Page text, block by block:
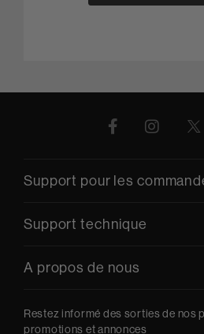
Support pour les
Support technique
A propos de nous
Restez informé des sorties de nos
promotions et annonces